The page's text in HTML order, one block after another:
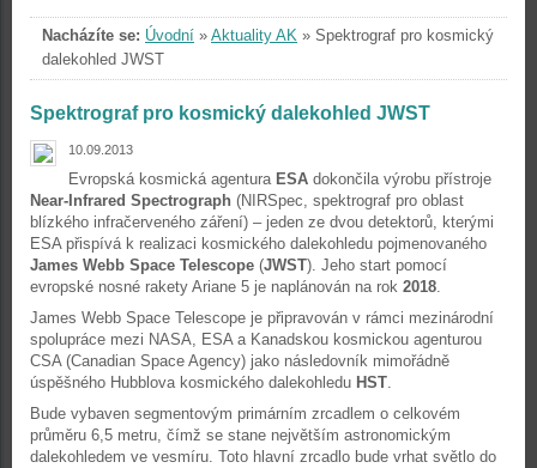
Nacházíte se: Úvodní » Aktuality AK » Spektrograf pro kosmický
dalekohled JWST
Spektrograf pro kosmický dalekohled JWST
10.09.2013
Evropská kosmická agentura ESA dokončila výrobu přístroje
Near-Infrared Spectrograph (NIRSpec, spektrograf pro oblast
blízkého infračerveného záření) – jeden ze dvou detektorů, kterými
ESA přispívá k realizaci kosmického dalekohledu pojmenovaného
James Webb Space Telescope (JWST). Jeho start pomocí
evropské nosné rakety Ariane 5 je naplánován na rok 2018.
James Webb Space Telescope je připravován v rámci mezinárodní
spolupráce mezi NASA, ESA a Kanadskou kosmickou agenturou
CSA (Canadian Space Agency) jako následovník mimořádně
úspěšného Hubblova kosmického dalekohledu HST.
Bude vybaven segmentovým primárním zrcadlem o celkovém
průměru 6,5 metru, čímž se stane největším astronomickým
dalekohledem ve vesmíru. Toto hlavní zrcadlo bude vrhat světlo do